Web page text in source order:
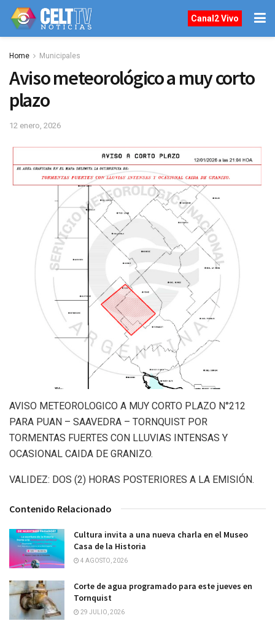
Canal2 Vivo
Home Municipales
Aviso meteorológico a muy corto
plazo
12 enero, 2026
AVISO METEOROLOGICO A MUY CORTO PLAZO N°212
PARA PUAN – SAAVEDRA – TORNQUIST POR
TORMENTAS FUERTES CON LLUVIAS INTENSAS Y
OCASIONAL CAIDA DE GRANIZO.
VALIDEZ: DOS (2) HORAS POSTERIORES A LA EMISIÓN.
Contenido Relacionado
Cultura invita a una nueva charla en el Museo
Casa de la Historia
4 AGOSTO, 2026
Corte de agua programado para este jueves en
Tornquist
29 JULIO, 2026